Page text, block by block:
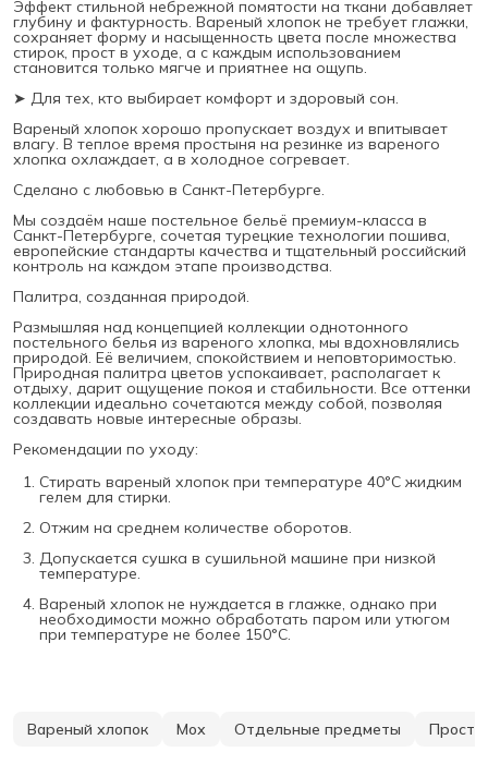
Эффект стильной небрежной помятости на ткани добавляет
глубину и фактурность. Вареный хлопок не требует глажки,
сохраняет форму и насыщенность цвета после множества
стирок, прост в уходе, а с каждым использованием
становится только мягче и приятнее на ощупь.
➤ Для тех, кто выбирает комфорт и здоровый сон.
Вареный хлопок хорошо пропускает воздух и впитывает
влагу. В теплое время простыня на резинке из вареного
хлопка охлаждает, а в холодное согревает.
Сделано с любовью в Санкт-Петербурге.
Мы создаём наше постельное бельё премиум-класса в
Санкт-Петербурге, сочетая турецкие технологии пошива,
европейские стандарты качества и тщательный российский
контроль на каждом этапе производства.
Палитра, созданная природой.
Размышляя над концепцией коллекции однотонного
постельного белья из вареного хлопка, мы вдохновлялись
природой. Её величием, спокойствием и неповторимостью.
Природная палитра цветов успокаивает, располагает к
отдыху, дарит ощущение покоя и стабильности. Все оттенки
коллекции идеально сочетаются между собой, позволяя
создавать новые интересные образы.
Рекомендации по уходу:
Стирать вареный хлопок при температуре 40°С жидким
гелем для стирки.
Отжим на среднем количестве оборотов.
Допускается сушка в сушильной машине при низкой
температуре.
Вареный хлопок не нуждается в глажке, однако при
необходимости можно обработать паром или утюгом
при температуре не более 150°С.
Вареный хлопок Мох Отдельные предметы